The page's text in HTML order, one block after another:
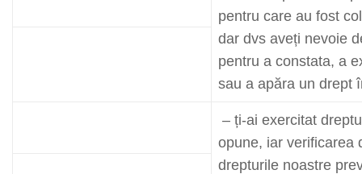
pentru care au fost
dar dvs aveți nevoie
pentru a constata, a
sau a apăra un drept
– ți-ai exercitat
opune, iar verificarea
drepturile noastre